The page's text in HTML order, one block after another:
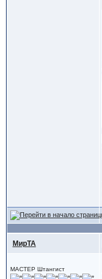
МирТА
МАСТЕР Штангист